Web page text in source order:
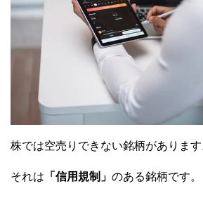
株では空売りできない銘柄があります
それは 「信用規制」 のある銘柄です。